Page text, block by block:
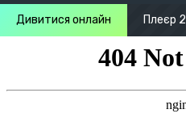
Дивитися онлайн Плеєр 2